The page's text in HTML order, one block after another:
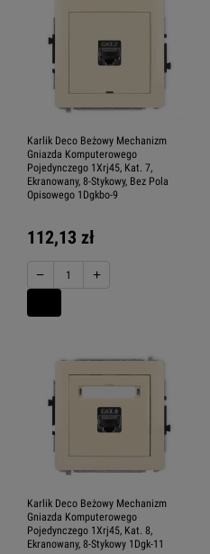
Karlik Deco Beżowy Mechanizm
Gniazda Komputerowego
Pojedynczego 1Xrj45, Kat. 7,
Ekranowany, 8-Stykowy, Bez Pola
Opisowego 1Dgkbo-9
112,13 zł
− +
Karlik Deco Beżowy Mechanizm
Gniazda Komputerowego
Pojedynczego 1Xrj45, Kat. 8,
Ekranowany, 8-Stykowy 1Dgk-11